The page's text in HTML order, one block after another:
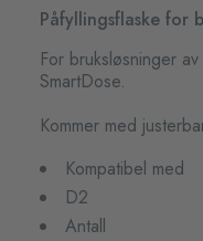
Påfyllingsflaske for
For bruksløsninger
SmartDose.
Kommer med
Kompatibel med
D2
Antall